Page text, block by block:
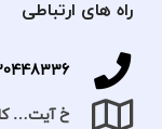
راه های ارتباطی
خ آیت…